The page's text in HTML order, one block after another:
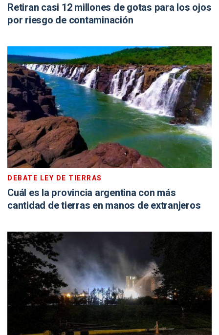
Retiran casi 12 millones de gotas para los ojos
por riesgo de contaminación
DEBATE LEY DE TIERRAS
Cuál es la provincia argentina con más
cantidad de tierras en manos de extranjeros